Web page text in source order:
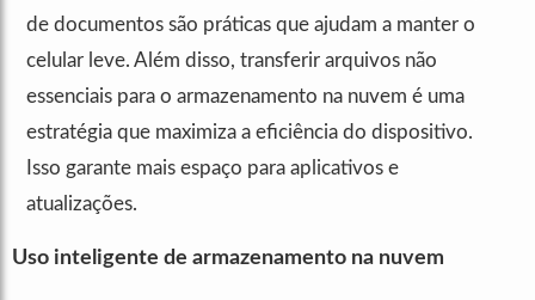
de documentos são práticas que ajudam a manter o
celular leve. Além disso, transferir arquivos não
essenciais para o armazenamento na nuvem é uma
estratégia que maximiza a eficiência do dispositivo.
Isso garante mais espaço para aplicativos e
atualizações.
Uso inteligente de armazenamento na nuvem